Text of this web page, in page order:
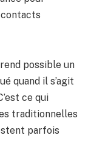
possible un
quand il s’agit
ce qui
traditionnelles
parfois